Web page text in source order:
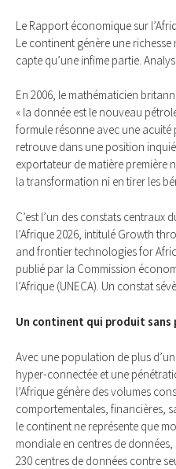
Le Rapport économique sur
Le continent génère une
capte qu’une infime partie.
En 2006, le mathématicien
« la donnée est le nouveau
formule résonne avec une acuité
retrouve dans une position
exportateur de matière première
la transformation ni en tirer les
C’est l’un des constats centraux
l’Afrique 2026, intitulé Growth
and frontier technologies for
publié par la Commission
l’Afrique (UNECA). Un constat
Un continent qui produit
Avec une population de plus
hyper-connectée et une
l’Afrique génère des volumes
comportementales, financières,
le continent ne représente que
mondiale en centres de données,
230 centres de données contre